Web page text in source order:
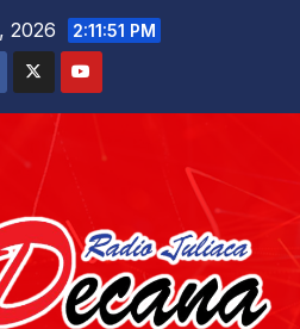
2026 2:11:52 PM